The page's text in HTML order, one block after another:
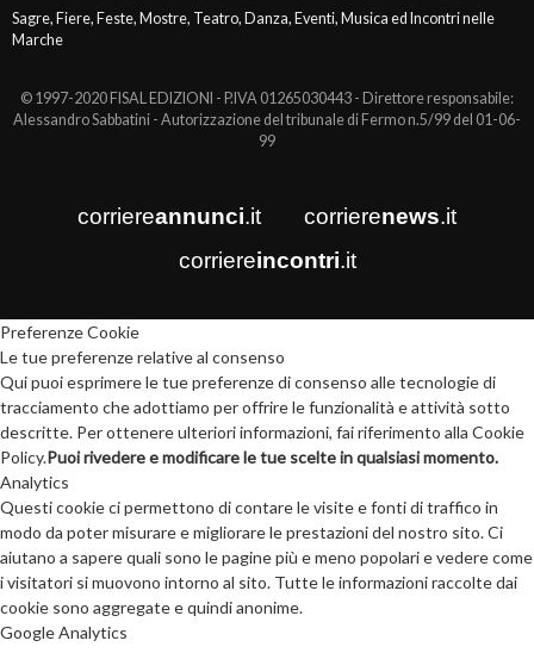
Sagre, Fiere, Feste, Mostre, Teatro, Danza, Eventi, Musica ed Incontri nelle
Marche
© 1997-2020 FISAL EDIZIONI - P.IVA 01265030443 - Direttore responsabile:
Alessandro Sabbatini - Autorizzazione del tribunale di Fermo n.5/99 del 01-06-
99
corriereannunci.it corrierenews.it
corriereincontri.it
Preferenze Cookie
Le tue preferenze relative al consenso
Qui puoi esprimere le tue preferenze di consenso alle tecnologie di
tracciamento che adottiamo per offrire le funzionalità e attività sotto
descritte. Per ottenere ulteriori informazioni, fai riferimento alla Cookie
Policy.Puoi rivedere e modificare le tue scelte in qualsiasi momento.
Analytics
Questi cookie ci permettono di contare le visite e fonti di traffico in
modo da poter misurare e migliorare le prestazioni del nostro sito. Ci
aiutano a sapere quali sono le pagine più e meno popolari e vedere come
i visitatori si muovono intorno al sito. Tutte le informazioni raccolte dai
cookie sono aggregate e quindi anonime.
Google Analytics